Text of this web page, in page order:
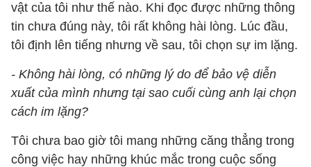
vật của tôi như thế nào. Khi đọc được những thông
tin chưa đúng này, tôi rất không hài lòng. Lúc đầu,
tôi định lên tiếng nhưng về sau, tôi chọn sự im lặng.
- Không hài lòng, có những lý do để bảo vệ diễn
xuất của mình nhưng tại sao cuối cùng anh lại chọn
cách im lặng?
Tôi chưa bao giờ tôi mang những căng thẳng trong
công việc hay những khúc mắc trong cuộc sống